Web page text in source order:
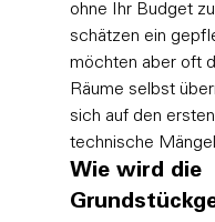
ohne Ihr Budget
schätzen ein
möchten aber oft
Räume selbst
sich auf den
technische
Wie wird die